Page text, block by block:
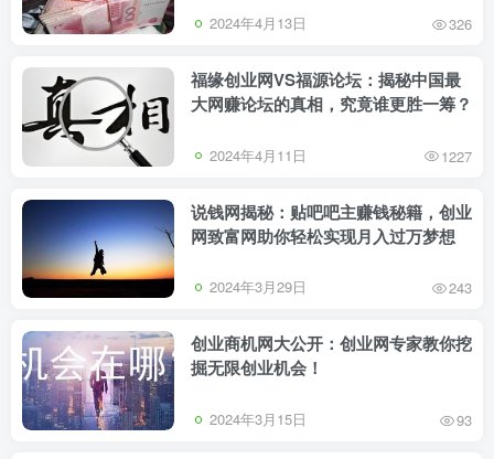
2024年4月13日 326
福缘创业网VS福源论坛：揭秘中国最
大网赚论坛的真相，究竟谁更胜一筹？
2024年4月11日 1227
说钱网揭秘：贴吧吧主赚钱秘籍，创业
网致富网助你轻松实现月入过万梦想
2024年3月29日 243
创业商机网大公开：创业网专家教你挖
掘无限创业机会！
2024年3月15日 93